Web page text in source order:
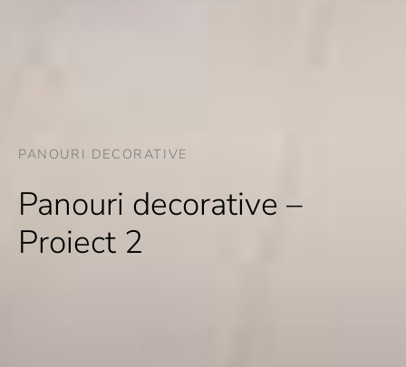
PANOURI DECORATIVE
Panouri decorative –
Proiect 2